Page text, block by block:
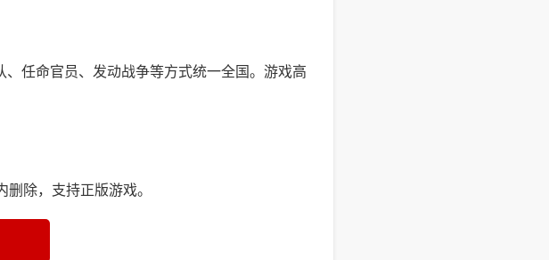
任命官员、发动战争等方式统一全国。游戏高
除，支持正版游戏。